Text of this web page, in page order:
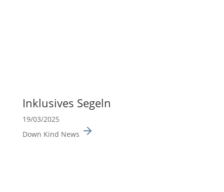
Inklu­sives Segeln
19/03/2025
Down Kind News